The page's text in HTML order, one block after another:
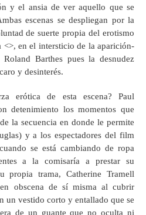
y el ansia de ver aquello que se
escenas se despliegan por la
de suerte propia del erotismo
<>, en el intersticio de la aparición-
Barthes pues la desnudez
y desinterés.
erótica de esta escena? Paul
detenimiento los momentos que
la secuencia en donde le permite
y a los espectadores del film
se está cambiando de ropa
a la comisaría a prestar su
propia trama, Catherine Tramell
obscena de sí misma al cubrir
un vestido corto y entallado que se
de un guante que no oculta ni